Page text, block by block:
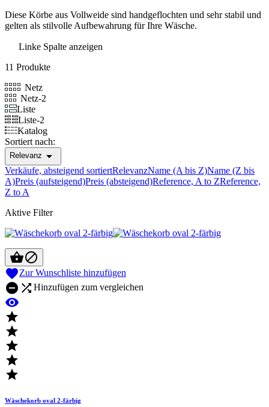
Diese Körbe aus Vollweide sind handgeflochten und sehr stabil und
gelten als stilvolle Aufbewahrung für Ihre Wäsche.
Linke Spalte anzeigen
11 Produkte
Netz
Netz-2
Liste
Liste-2
Katalog
Sortiert nach:
Relevanz 
Verkäufe, absteigend sortiertRelevanzName (A bis Z)Name (Z bis
A)Preis (aufsteigend)Preis (absteigend)Reference, A to ZReference,
Z to A
Aktive Filter

Zur Wunschliste hinzufügen
  Hinzufügen zum vergleichen






Wäschekorb oval 2-färbig